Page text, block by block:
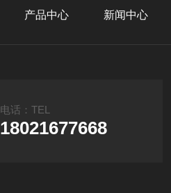
产品中心 新闻中心
电话：TEL
18021677668